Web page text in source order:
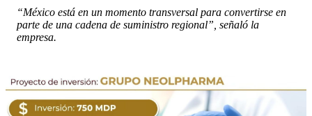
“México está en un momento transversal para convertirse en
parte de una cadena de suministro regional”, señaló la
empresa.